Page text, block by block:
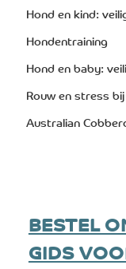
Hond en kind:
Hondentraining
Hond en baby:
Rouw en stress
Australian
BESTEL
GIDS